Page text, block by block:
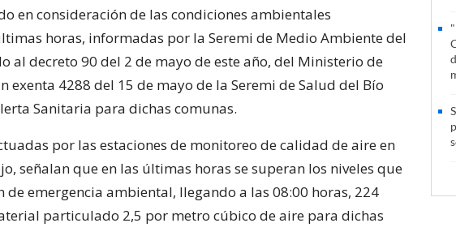
en consideración de las condiciones ambientales
horas, informadas por la Seremi de Medio Ambiente del
al decreto 90 del 2 de mayo de este año, del Ministerio de
exenta 4288 del 15 de mayo de la Seremi de Salud del Bío
Sanitaria para dichas comunas.
por las estaciones de monitoreo de calidad de aire en
señalan que en las últimas horas se superan los niveles que
de emergencia ambiental, llegando a las 08:00 horas, 224
particulado 2,5 por metro cúbico de aire para dichas